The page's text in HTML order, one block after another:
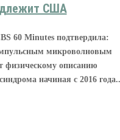
США
60 Minutes подтвердила:
микроволновым
физическому описанию
начиная с 2016